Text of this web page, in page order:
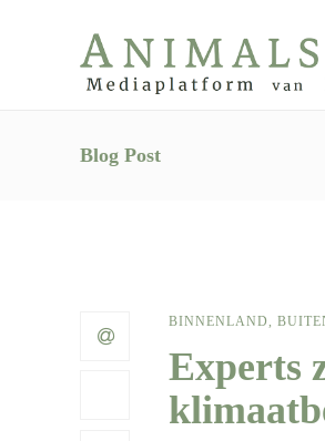
Blog Post
BINNENLAND,
Experts